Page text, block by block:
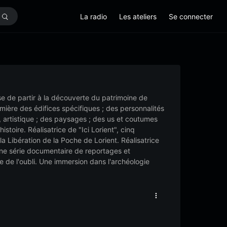
La radio Les ateliers Se connecter
de partir à la découverte du patrimoine de
des édifices spécifiques ; des personnalités
; des paysages ; des us et coutumes
Réalisatrice de "Ici Lorient", cinq
Libération de la Poche de Lorient. Réalisatrice
série documentaire de reportages et
de l'oubli. Une immersion dans l'archéologie